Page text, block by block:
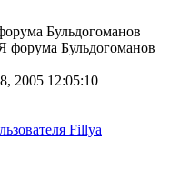
Бульдогоманов
2005 12:05:10
Fillya